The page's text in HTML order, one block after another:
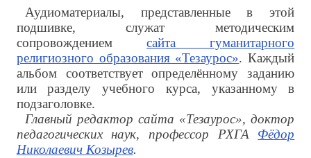
Аудиоматериалы, представленные в этой
подшивке, служат методическим
сопровождением сайта гуманитарного
религиозного образования «Тезаурос». Каждый
альбом соответствует определённому заданию
или разделу учебного курса, указанному в
подзаголовке.
Главный редактор сайта «Тезаурос», доктор
педагогических наук, профессор РХГА Фёдор
Николаевич Козырев.